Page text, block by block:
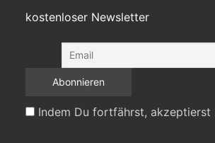
kostenloser Newsletter
Indem Du fortfährst, akzeptierst